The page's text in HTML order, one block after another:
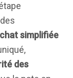
simplifiée
des